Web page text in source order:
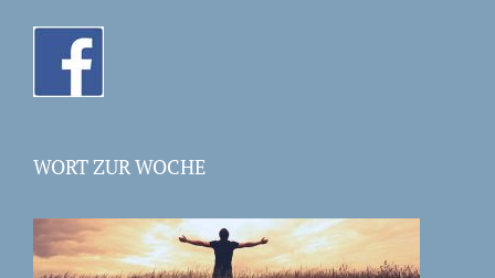
WORT ZUR WOCHE